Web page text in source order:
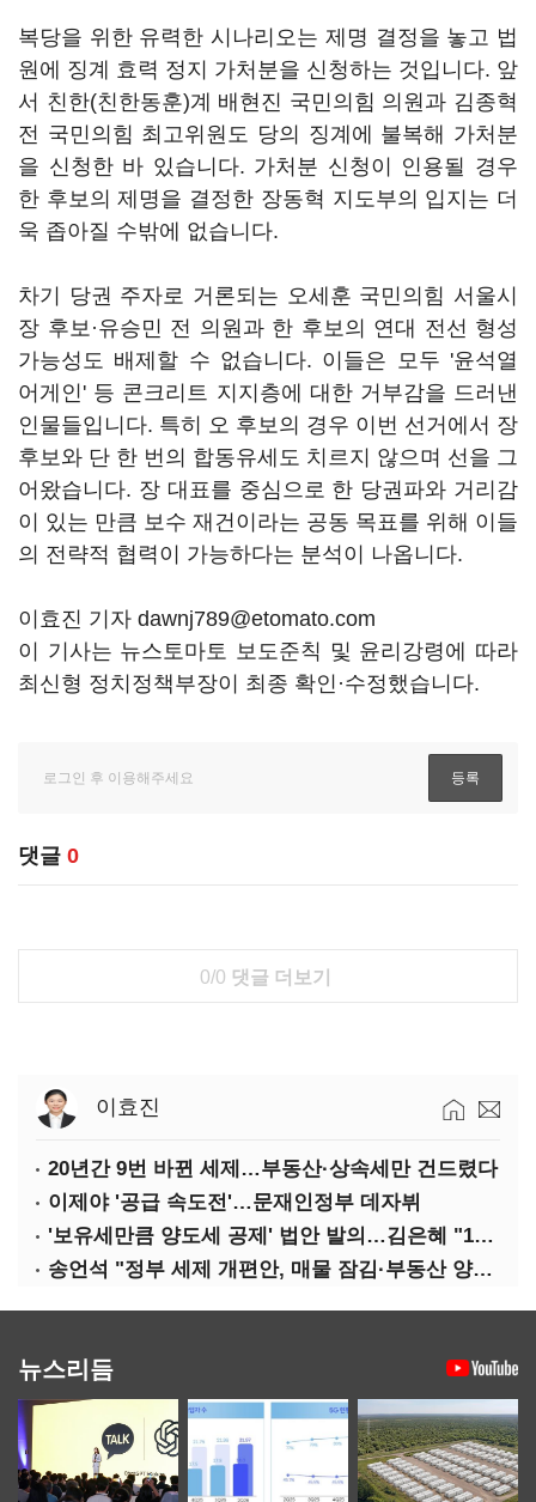
복당을 위한 유력한 시나리오는 제명 결정을 놓고 법
원에 징계 효력 정지 가처분을 신청하는 것입니다. 앞
서 친한(친한동훈)계 배현진 국민의힘 의원과 김종혁
전 국민의힘 최고위원도 당의 징계에 불복해 가처분
을 신청한 바 있습니다. 가처분 신청이 인용될 경우
한 후보의 제명을 결정한 장동혁 지도부의 입지는 더
욱 좁아질 수밖에 없습니다.
차기 당권 주자로 거론되는 오세훈 국민의힘 서울시
장 후보·유승민 전 의원과 한 후보의 연대 전선 형성
가능성도 배제할 수 없습니다. 이들은 모두 '윤석열
어게인' 등 콘크리트 지지층에 대한 거부감을 드러낸
인물들입니다. 특히 오 후보의 경우 이번 선거에서 장
후보와 단 한 번의 합동유세도 치르지 않으며 선을 그
어왔습니다. 장 대표를 중심으로 한 당권파와 거리감
이 있는 만큼 보수 재건이라는 공동 목표를 위해 이들
의 전략적 협력이 가능하다는 분석이 나옵니다.
이효진 기자 dawnj789@etomato.com
이 기사는 뉴스토마토 보도준칙 및 윤리강령에 따라
최신형 정치정책부장이 최종 확인·수정했습니다.
댓글 0
0/0 댓글 더보기
이효진
20년간 9번 바뀐 세제…부동산·상속세만 건드렸다
이제야 '공급 속도전'…문재인정부 데자뷔
'보유세만큼 양도세 공제' 법안 발의…김은혜 "1주택자 세 부담 완화"
송언석 "정부 세제 개편안, 매물 잠김·부동산 양극화 키운다"
뉴스리듬